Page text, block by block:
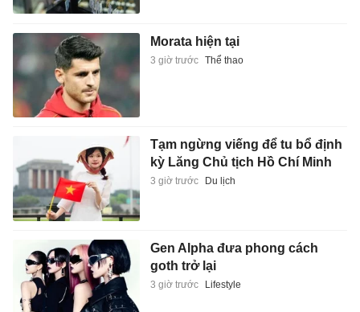
Morata hiện tại
3 giờ trước Thể thao
Tạm ngừng viếng để tu bổ định
kỳ Lăng Chủ tịch Hồ Chí Minh
3 giờ trước Du lịch
Gen Alpha đưa phong cách
goth trở lại
3 giờ trước Lifestyle